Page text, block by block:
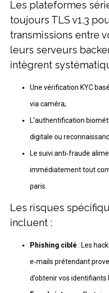
Les plateformes
toujours TLS v1.3
transmissions entre
leurs serveurs
intègrent
Une vérification KYC
via caméra,
L’authentification
digitale ou
Le suivi anti‑fraude
immédiatement tout
paris.
Les risques
incluent :
Phishing ciblé: Les
e‑mails prétendant
d’obtenir vos identifiants